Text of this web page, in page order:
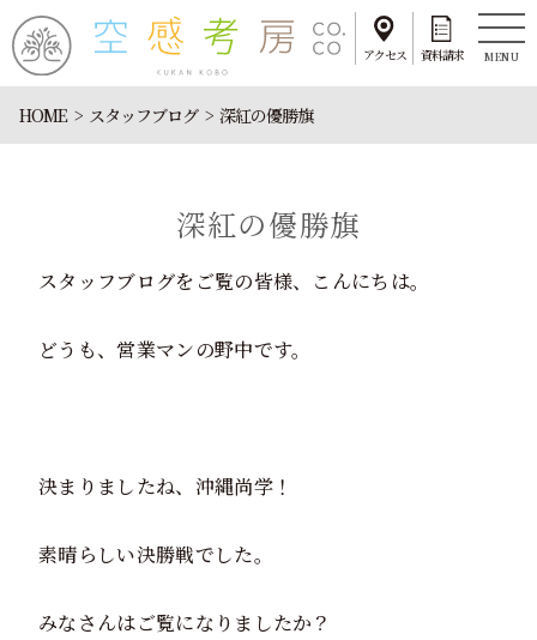
アクセス 資料請求 MENU
HOME スタッフブログ 深紅の優勝旗
深紅の優勝旗
スタッフブログをご覧の皆様、こんにちは。
どうも、営業マンの野中です。
決まりましたね、沖縄尚学！
素晴らしい決勝戦でした。
みなさんはご覧になりましたか？